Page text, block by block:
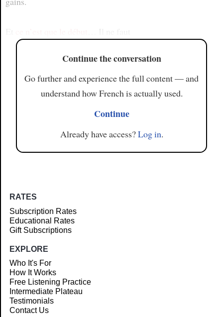
Continue the conversation
Go further and experience the full content — and
understand how French is actually used.
Continue
Already have access?Log in.
RATES
Subscription Rates
Educational Rates
Gift Subscriptions
EXPLORE
Who It's For
How It Works
Free Listening Practice
Intermediate Plateau
Testimonials
Contact Us